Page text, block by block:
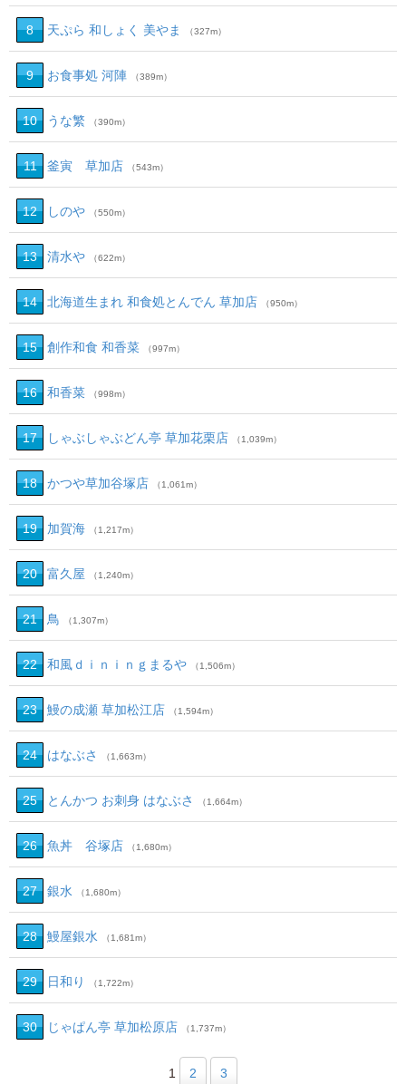
8 天ぷら 和しょく 美やま （327m）
9 お食事処 河陣 （389m）
10 うな繁 （390m）
11 釜寅 草加店 （543m）
12 しのや （550m）
13 清水や （622m）
14 北海道生まれ 和食処とんでん 草加店 （950m）
15 創作和食 和香菜 （997m）
16 和香菜 （998m）
17 しゃぶしゃぶどん亭 草加花栗店 （1,039m）
18 かつや草加谷塚店 （1,061m）
19 加賀海 （1,217m）
20 富久屋 （1,240m）
21 鳥 （1,307m）
22 和風ｄｉｎｉｎｇまるや （1,506m）
23 鰻の成瀬 草加松江店 （1,594m）
24 はなぶさ （1,663m）
25 とんかつ お刺身 はなぶさ （1,664m）
26 魚丼 谷塚店 （1,680m）
27 銀水 （1,680m）
28 鰻屋銀水 （1,681m）
29 日和り （1,722m）
30 じゃぱん亭 草加松原店 （1,737m）
1 2 3